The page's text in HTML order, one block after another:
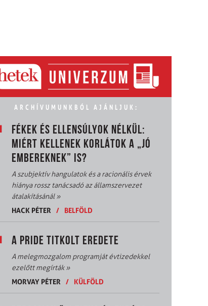
ARCHÍVUMUNKBÓL AJÁNLJUK:
FÉKEK ÉS ELLENSÚLYOK NÉLKÜL:
MIÉRT KELLENEK KORLÁTOK A „JÓ
EMBEREKNEK” IS?
A szubjektív hangulatok és a racionális érvek
hiánya rossz tanácsadó az államszervezet
átalakításánál»
HACK PÉTER
/ BELFÖLD
A PRIDE TITKOLT EREDETE
A melegmozgalom programját évtizedekkel
ezelőtt megírták»
MORVAY PÉTER
/ KÜLFÖLD